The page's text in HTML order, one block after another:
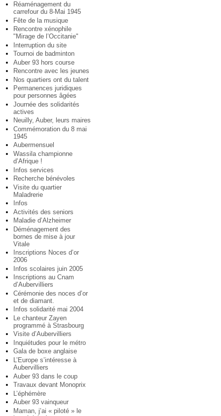
Réaménagement du
carrefour du 8-Mai 1945
Fête de la musique
Rencontre xénophile
"Mirage de l’Occitanie"
Interruption du site
Tournoi de badminton
Auber 93 hors course
Rencontre avec les jeunes
Nos quartiers ont du talent
Permanences juridiques
pour personnes âgées
Journée des solidarités
actives
Neuilly, Auber, leurs maires
Commémoration du 8 mai
1945
Aubermensuel
Wassila championne
d’Afrique !
Infos services
Recherche bénévoles
Visite du quartier
Maladrerie
Infos
Activités des seniors
Maladie d’Alzheimer
Déménagement des
bornes de mise à jour
Vitale
Inscriptions Noces d’or
2006
Infos scolaires juin 2005
Inscriptions au Cnam
d’Aubervilliers
Cérémonie des noces d’or
et de diamant.
Infos solidarité mai 2004
Le chanteur Zayen
programmé à Strasbourg
Visite d’Aubervilliers
Inquiétudes pour le métro
Gala de boxe anglaise
L’Europe s’intéresse à
Aubervilliers
Auber 93 dans le coup
Travaux devant Monoprix
L’éphémère
Auber 93 vainqueur
Maman, j’ai « piloté » le